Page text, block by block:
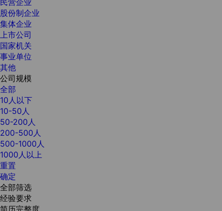
股份制企业
集体企业
上市公司
国家机关
事业单位
其他
公司规模
全部
10人以下
10-50人
50-200人
200-500人
500-1000人
1000人以上
重置
确定
全部筛选
经验要求
简历完整度